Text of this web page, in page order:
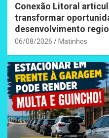
Conexão Litoral
transformar
desenvolvimento
06/08/2026 Matinhos